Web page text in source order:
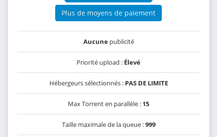
Plus de moyens de paiement
Aucunepublicité
Priorité upload : Élevé
Hébergeurs sélectionnés : PAS DE LIMITE
Max Torrent en parallèle : 15
Taille maximale de la queue :999